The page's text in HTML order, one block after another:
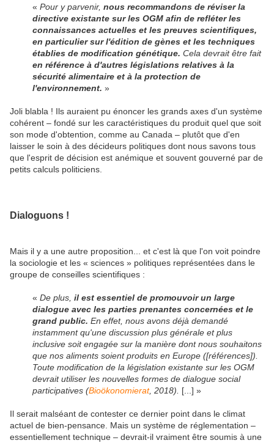
«Pour y parvenir,nous recommandons de réviser la
directive existante sur les OGM afin de refléter les
connaissances actuelles et les preuves scientifiques,
en particulier sur l'édition de gènes et les techniques
établies de modification génétique. Cela devrait être fait
en référence à d'autres législations relatives à la
sécurité alimentaire et à la protection de
l'environnement.»
Joli blabla ! Ils auraient pu énoncer les grands axes d'un système
cohérent – fondé sur les caractéristiques du produit quel que soit
son mode d'obtention, comme au Canada – plutôt que d'en
laisser le soin à des décideurs politiques dont nous savons tous
que l'esprit de décision est anémique et souvent gouverné par de
petits calculs politiciens.
Dialoguons !
Mais il y a une autre proposition... et c'est là que l'on voit poindre
la sociologie et les « sciences » politiques représentées dans le
groupe de conseilles scientifiques :
«De plus,il est essentiel de promouvoir un large
dialogue avec les parties prenantes concernées et le
grand public. En effet, nous avons déjà demandé
instamment qu'une discussion plus générale et plus
inclusive soit engagée sur la manière dont nous souhaitons
que nos aliments soient produits en Europe ([références]).
Toute modification de la législation existante sur les OGM
devrait utiliser les nouvelles formes de dialogue social
participatives (Bioökonomierat, 2018). [...] »
Il serait malséant de contester ce dernier point dans le climat
actuel de bien-pensance. Mais un système de réglementation –
essentiellement technique – devrait-il vraiment être soumis à une